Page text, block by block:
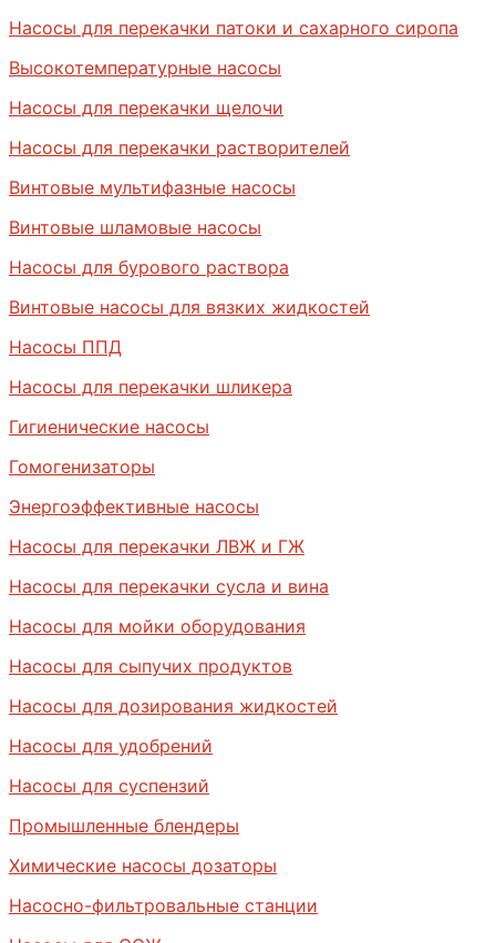
Насосы для перекачки патоки и сахарного сиропа
Высокотемпературные насосы
Насосы для перекачки щелочи
Насосы для перекачки растворителей
Винтовые мультифазные насосы
Винтовые шламовые насосы
Насосы для бурового раствора
Винтовые насосы для вязких жидкостей
Насосы ППД
Насосы для перекачки шликера
Гигиенические насосы
Гомогенизаторы
Энергоэффективные насосы
Насосы для перекачки ЛВЖ и ГЖ
Насосы для перекачки сусла и вина
Насосы для мойки оборудования
Насосы для сыпучих продуктов
Насосы для дозирования жидкостей
Насосы для удобрений
Насосы для суспензий
Промышленные блендеры
Химические насосы дозаторы
Насосно-фильтровальные станции